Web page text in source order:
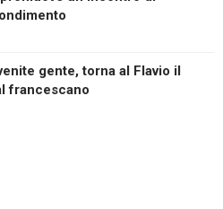
gente, torna al Flavio il
francescano